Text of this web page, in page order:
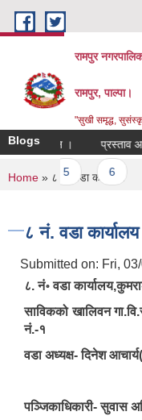
Skip to main content
रामपुर
रामपुर, पाल्पा।
"सुखी समृद्ध,
Blogs
आह्वान । प्रस्ताव
6
You are
Home » ८ नं. वडा कार्यालय
८ नं. वडा कार्यालय
Submitted on: Fri,
८. नं॰ वडा
साविकको खालिवन
नं.-१
वडा अध्यक्ष- दिनेश
पञ्‍जिकाधिकारी- सुवास